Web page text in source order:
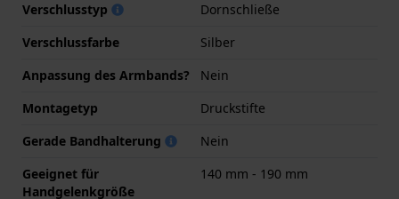
Verschlusstyp
Dornschließe
Verschlussfarbe
Silber
Anpassung des Armbands?
Nein
Montagetyp
Druckstifte
Gerade Bandhalterung
Nein
Geeignet für
Handgelenkgröße
140 mm - 190 mm